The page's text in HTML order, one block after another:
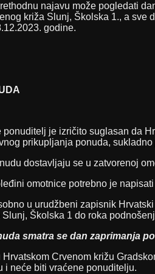
najavu može pogledati
križa Slunj, Školska 1., a
godine.
ponuditelj je izričito suglasan da
prikupljanja ponuda,
dostavljaju se u zatvorenoj
omotnice potrebno je
u urudžbeni zapisnik
Školska 1 do roka
smatra se dan zaprimanja
Crvenom križu
i neće biti vraćene ponuditelju.